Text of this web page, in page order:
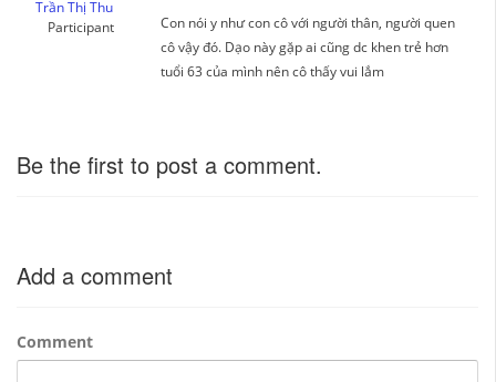
Trần Thị Thu
Participant
Con nói y như con cô với người thân, người quen
cô vậy đó. Dạo này gặp ai cũng dc khen trẻ hơn
tuổi 63 của mình nên cô thấy vui lắm
Be the first to post a comment.
Add a comment
Comment